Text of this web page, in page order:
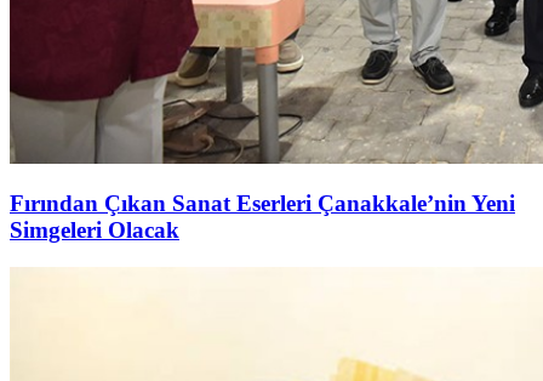
Fırından Çıkan Sanat Eserleri Çanakkale’nin Yeni
Simgeleri Olacak